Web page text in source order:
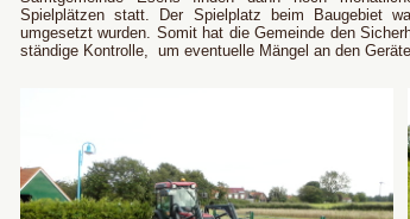
Spielplätzen statt. Der Spielplatz beim Baugebiet
umgesetzt wurden. Somit hat die Gemeinde den
ständige Kontrolle, um eventuelle Mängel an den